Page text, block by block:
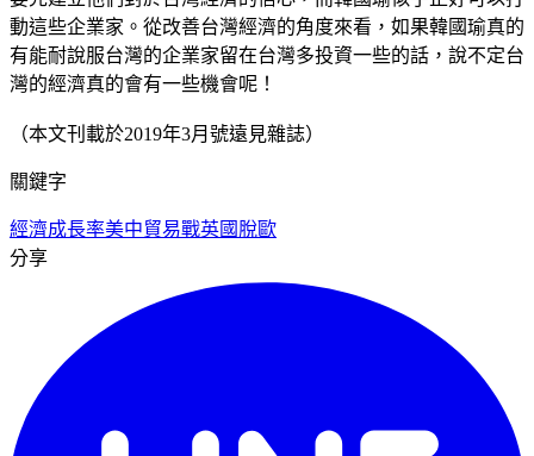
動這些企業家。從改善台灣經濟的角度來看，如果韓國瑜真的
有能耐說服台灣的企業家留在台灣多投資一些的話，說不定台
灣的經濟真的會有一些機會呢！
（本文刊載於2019年3月號遠見雜誌）
關鍵字
經濟成長率美中貿易戰英國脫歐
分享